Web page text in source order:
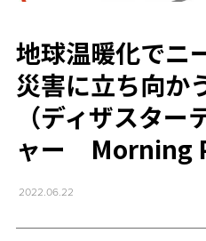
地球温暖化でニ
災害に立ち向か
（ディザスタ
ャー Morning
2022.06.22